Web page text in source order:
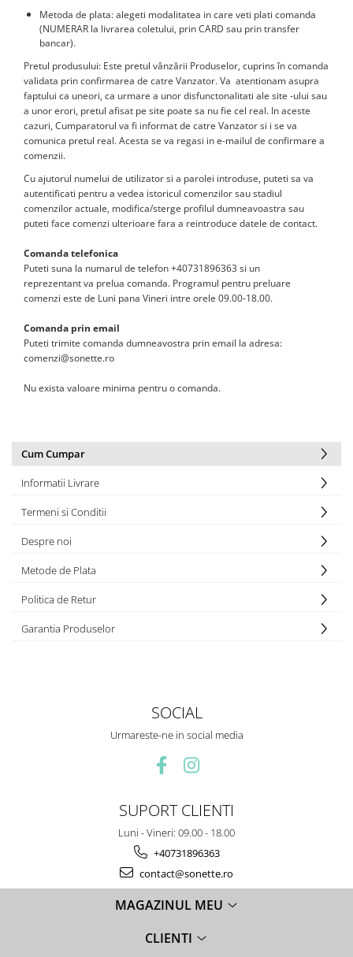
Metoda de plata: alegeti modalitatea in care veti plati comanda
(NUMERAR la livrarea coletului, prin CARD sau prin transfer
bancar).
Pretul produsului: Este pretul vânzării Produselor, cuprins în comanda
validata prin confirmarea de catre Vanzator. Va atentionam asupra
faptului ca uneori, ca urmare a unor disfunctonalitati ale site -ului sau
a unor erori, pretul afisat pe site poate sa nu fie cel real. In aceste
cazuri, Cumparatorul va fi informat de catre Vanzator si i se va
comunica pretul real. Acesta se va regasi in e-mailul de confirmare a
comenzii.
Cu ajutorul numelui de utilizator si a parolei introduse, puteti sa va
autentificati pentru a vedea istoricul comenzilor sau stadiul
comenzilor actuale, modifica/sterge profilul dumneavoastra sau
puteti face comenzi ulterioare fara a reintroduce datele de contact.
Comanda telefonica
Puteti suna la numarul de telefon +40731896363 si un
reprezentant va prelua comanda. Programul pentru preluare
comenzi este de Luni pana Vineri intre orele 09.00-18.00.
Comanda prin email
Puteti trimite comanda dumneavostra prin email la adresa:
comenzi@sonette.ro
Nu exista valoare minima pentru o comanda.
Cum Cumpar
Informatii Livrare
Termeni si Conditii
Despre noi
Metode de Plata
Politica de Retur
Garantia Produselor
SOCIAL
Urmareste-ne in social media
SUPORT CLIENTI
Luni - Vineri: 09.00 - 18.00
+40731896363
contact@sonette.ro
MAGAZINUL MEU
CLIENTI